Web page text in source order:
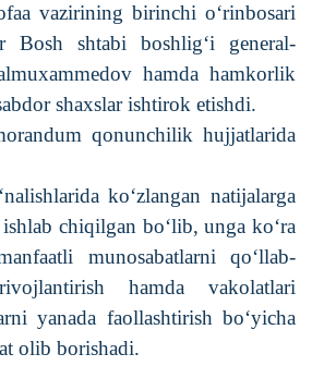
vazirining birinchi o‘rinbosari
shtabi boshlig‘i general-
hamda hamkorlik
shaxslar ishtirok etishdi.
qonunchilik hujjatlarida
ko‘zlangan natijalarga
chiqilgan bo‘lib, unga ko‘ra
munosabatlarni qo‘llab-
hamda vakolatlari
yanada faollashtirish bo‘yicha
olib borishadi.